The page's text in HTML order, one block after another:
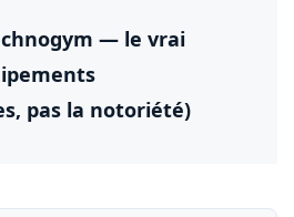
— le vrai
pas la notoriété)